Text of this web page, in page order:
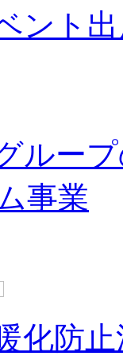
ント
ルー
事業
化防